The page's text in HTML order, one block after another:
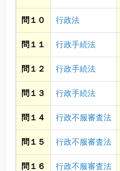
問１０ 行政法
問１１ 行政手続法
問１２ 行政手続法
問１３ 行政手続法
問１４ 行政不服審査法
問１５ 行政不服審査法
問１６ 行政不服審査法